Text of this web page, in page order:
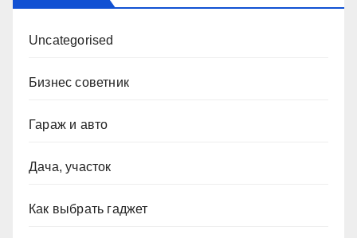
Uncategorised
Бизнес советник
Гараж и авто
Дача, участок
Как выбрать гаджет